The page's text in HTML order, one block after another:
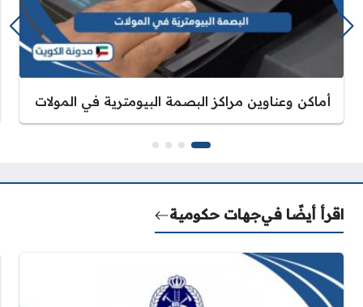
أماكن وعناوين مراكز البصمة البيومترية في المولات
اقرأ أيضًا فيجهات حكومية